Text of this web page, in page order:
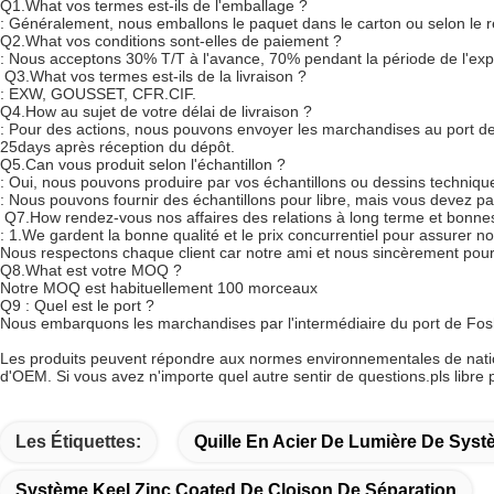
Q1.What vos termes est-ils de l'emballage ?
: Généralement, nous emballons le paquet dans le carton ou selon le
Q2.What vos conditions sont-elles de paiement ?
: Nous acceptons 30% T/T à l'avance, 70% pendant la période de
Q3.What vos termes est-ils de la livraison ?
: EXW, GOUSSET, CFR.CIF.
Q4.How au sujet de votre délai de livraison ?
: Pour des actions, nous pouvons envoyer les marchandises au port
25days après réception du dépôt.
Q5.Can vous produit selon l'échantillon ?
: Oui, nous pouvons produire par vos échantillons ou dessins
: Nous pouvons fournir des échantillons pour libre, mais vous devez
Q7.How rendez-vous nos affaires des relations à long terme et
: 1.We gardent la bonne qualité et le prix concurrentiel pour assurer
Nous respectons chaque client car notre ami et nous sincèrement
Q8.What est votre MOQ ?
Notre MOQ est habituellement 100 morceaux
Q9 : Quel est le port ?
Nous embarquons les marchandises par l'intermédiaire du port de
Les produits peuvent répondre aux normes environnementales de
d'OEM. Si vous avez n'importe quel autre sentir de questions.pls libre
Les Étiquettes: Quille En Acier De Lumière De
Système Keel Zinc Coated De Cloison De Séparation